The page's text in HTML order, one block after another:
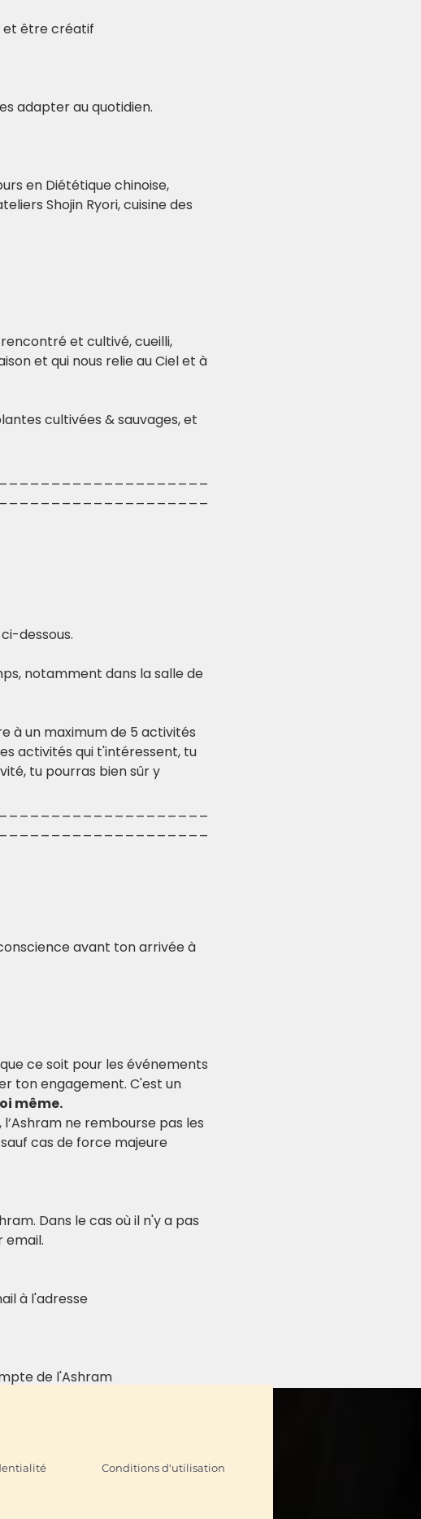
et être créatif
adapter au quotidien.
en Diététique chinoise,
Shojin Ryori, cuisine des
et cultivé, cueilli,
et qui nous relie au Ciel et à
cultivées & sauvages, et
dessous.
notamment dans la salle de
à un maximum de 5 activités
activités qui t'intéressent, tu
tu pourras bien sûr y
avant ton arrivée à
ce soit pour les événements
ton engagement. C'est un
même.
ne rembourse pas les
cas de force majeure
Dans le cas où il n'y a pas
email.
à l'adresse
de l'Ashram
Conditions d'utilisation